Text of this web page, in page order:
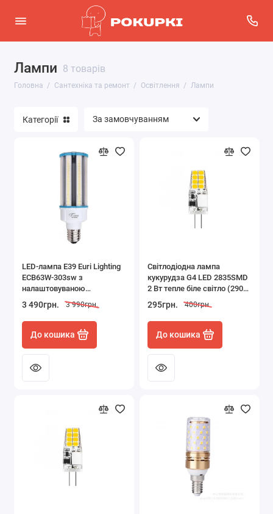
Лампи 8 товарів
Головна Сантехніка та ремонт Освітлення Лампи
Освітлення
Показати все
Категорії
LED-лампа E39 Euri Lighting
ECB63W-303sw з
налаштовуваною
потужністю 63/54/36 W
3000/4000/5000K
3 490грн. 3 990грн.
До кошика
Світлодіодна лампа
кукурудза G4 LED 2835SMD
2 Вт тепле біле світло (2900-
295грн. 400грн.
До кошика